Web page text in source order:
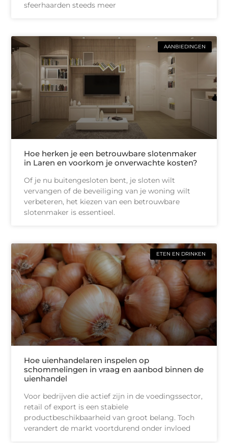
sfeerhaarden steeds meer
AANBIEDINGEN
Hoe herken je een betrouwbare slotenmaker
in Laren en voorkom je onverwachte kosten?
Of je nu buitengesloten bent, je sloten wilt
vervangen of de beveiliging van je woning wilt
verbeteren, het kiezen van een betrouwbare
slotenmaker is essentieel.
ETEN EN DRINKEN
Hoe uienhandelaren inspelen op
schommelingen in vraag en aanbod binnen de
uienhandel
Voor bedrijven die actief zijn in de voedingssector,
retail of export is een stabiele
productbeschikbaarheid van groot belang. Toch
verandert de markt voortdurend onder invloed